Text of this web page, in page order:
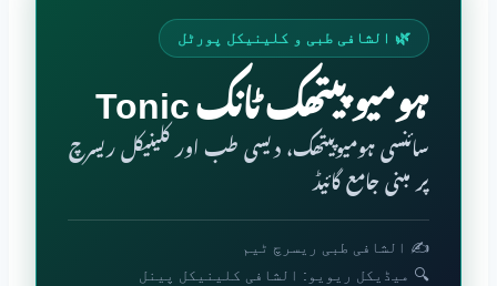
🌿 الشافی طبی و کلینیکل پورٹل
ہومیو پیتھک ٹانک Tonic
سائنسی ہومیوپیتھک، دیسی طب اور کلینیکل ریسرچ
پر مبنی جامع گائیڈ
✍️ الشافی طبی ریسرچ ٹیم
🔍 میڈیکل ریویو: الشافی کلینیکل پینل